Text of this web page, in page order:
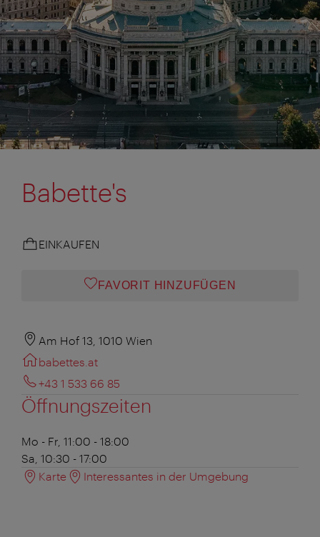
Babette's
EINKAUFEN
FAVORIT HINZUFÜGEN
Am Hof 13, 1010 Wien
babettes.at
+43 1 533 66 85
Öffnungszeiten
Mo - Fr, 11:00 - 18:00
Sa, 10:30 - 17:00
Karte
Interessantes in der Umgebung